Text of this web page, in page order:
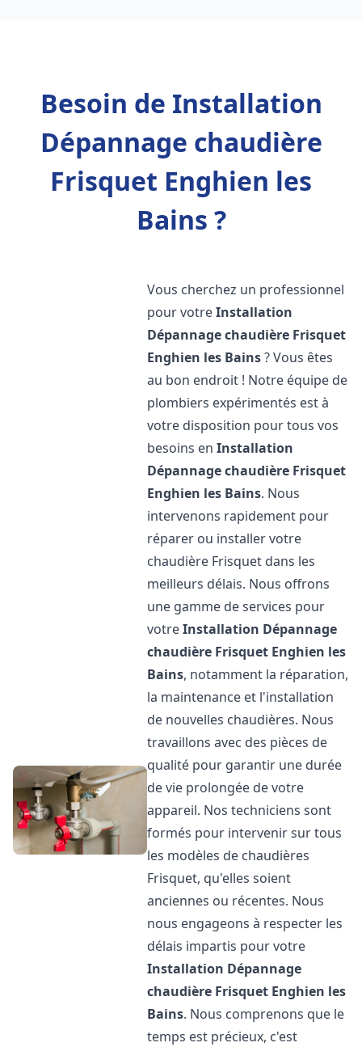
Besoin de Installation
Dépannage chaudière
Frisquet Enghien les
Bains ?
Vous cherchez un professionnel
pour votreInstallation
Dépannage chaudière Frisquet
Enghien les Bains? Vous êtes
au bon endroit ! Notre équipe de
plombiers expérimentés est à
votre disposition pour tous vos
besoins enInstallation
Dépannage chaudière Frisquet
Enghien les Bains. Nous
intervenons rapidement pour
réparer ou installer votre
chaudière Frisquet dans les
meilleurs délais. Nous offrons
une gamme de services pour
votreInstallation Dépannage
chaudière Frisquet Enghien les
Bains, notamment la réparation,
la maintenance et l'installation
de nouvelles chaudières. Nous
travaillons avec des pièces de
qualité pour garantir une durée
de vie prolongée de votre
appareil. Nos techniciens sont
formés pour intervenir sur tous
les modèles de chaudières
Frisquet, qu'elles soient
anciennes ou récentes. Nous
nous engageons à respecter les
délais impartis pour votre
Installation Dépannage
chaudière Frisquet Enghien les
Bains. Nous comprenons que le
temps est précieux, c'est